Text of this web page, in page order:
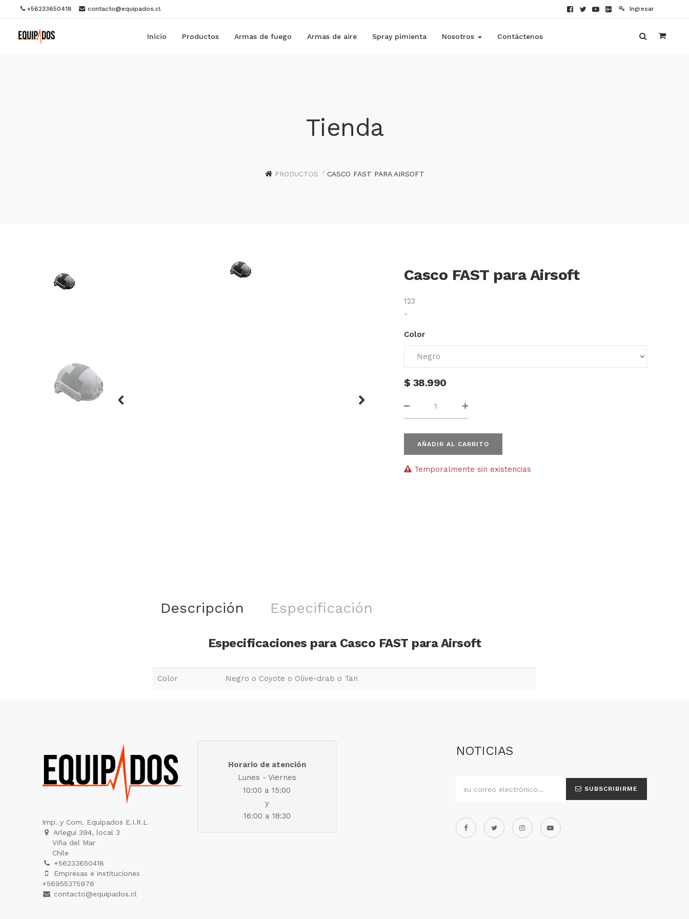
+56233650418 contacto@equipados.cl Ingresar
Inicio Productos Armas de fuego Armas de aire Spray pimienta Nosotros Contáctenos
Tienda
PRODUCTOS CASCO FAST PARA AIRSOFT
Next
Casco FAST para Airsoft
123
-
Color
$ 38.990
AÑADIR AL CARRITO
Temporalmente sin existencias
Descripción Especificación
Especificaciones para Casco FAST para Airsoft
Color Negro o Coyote o Olive-drab o Tan
Imp. y Com. Equipados E.I.R.L
Arlegui 394, local 3
Viña del Mar
Chile
+56233650418
Empresas e instituciones
+56955375976
contacto@equipados.cl
Horario de atención
Lunes - Viernes
10:00 a 15:00
y
16:00 a 18:30
NOTICIAS
SUBSCRIBIRME